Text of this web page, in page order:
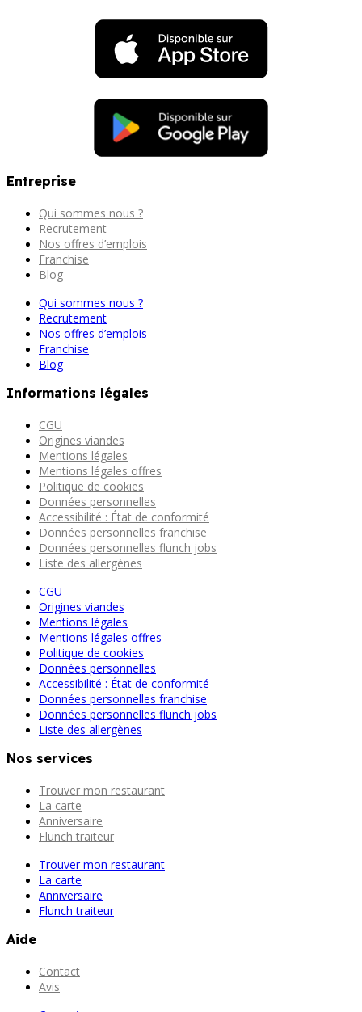
Entreprise
Qui sommes nous ?
Recrutement
Nos offres d’emplois
Franchise
Blog
Qui sommes nous ?
Recrutement
Nos offres d’emplois
Franchise
Blog
Informations légales
CGU
Origines viandes
Mentions légales
Mentions légales offres
Politique de cookies
Données personnelles
Accessibilité : État de conformité
Données personnelles franchise
Données personnelles flunch jobs
Liste des allergènes
CGU
Origines viandes
Mentions légales
Mentions légales offres
Politique de cookies
Données personnelles
Accessibilité : État de conformité
Données personnelles franchise
Données personnelles flunch jobs
Liste des allergènes
Nos services
Trouver mon restaurant
La carte
Anniversaire
Flunch traiteur
Trouver mon restaurant
La carte
Anniversaire
Flunch traiteur
Aide
Contact
Avis